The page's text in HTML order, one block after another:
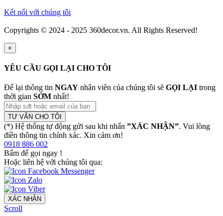
Kết nối với chúng tôi
Copyrights © 2024 - 2025 360decor.vn. All Rights Reserved!
×
YÊU CẦU GỌI LẠI CHO TÔI
Để lại thông tin NGAY nhân viên của chúng tôi sẽ GỌI LẠI trong
thời gian SỚM nhất!
TƯ VẤN CHO TÔI
(*) Hệ thống tự động gửi sau khi nhấn ”XÁC NHẬN”. Vui lòng
điền thông tin chính xác. Xin cảm ơn!
0918 886 002
Bấm để gọi ngay !
Hoặc liên hệ với chúng tôi qua:
XÁC NHẬN
Scroll